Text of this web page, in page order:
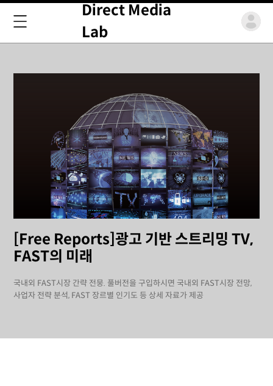
Direct Media
Lab
[Free Reports]광고 기반 스트리밍 TV,
FAST의 미래
국내외 FAST시장 간략 전뭉. 풀버전을 구입하시면 국내외 FAST시장 전망,
사업자 전략 분석, FAST 장르별 인기도 등 상세 자료가 제공